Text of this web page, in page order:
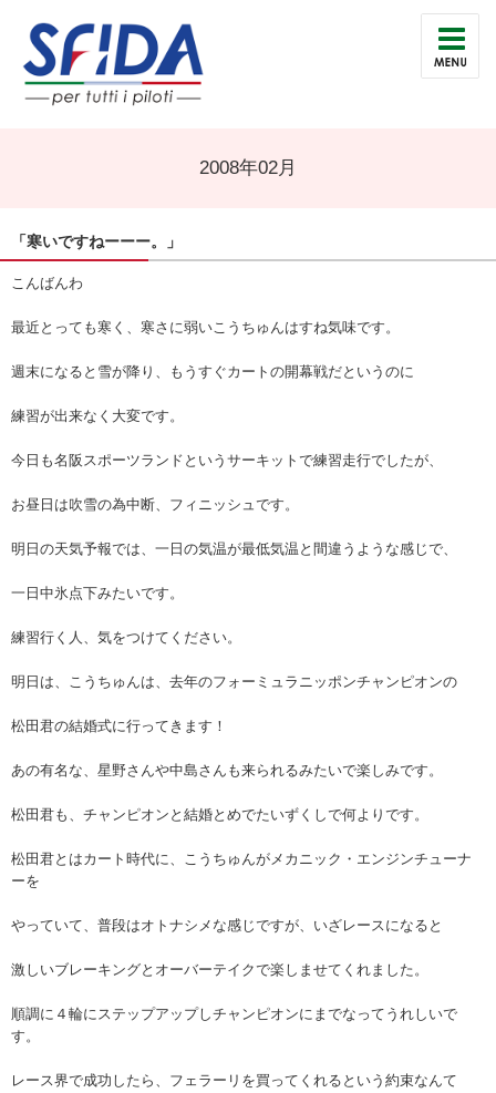
2008年02月
「寒いですねーーー。」
こんばんわ
最近とっても寒く、寒さに弱いこうちゅんはすね気味です。
週末になると雪が降り、もうすぐカートの開幕戦だというのに
練習が出来なく大変です。
今日も名阪スポーツランドというサーキットで練習走行でしたが、
お昼日は吹雪の為中断、フィニッシュです。
明日の天気予報では、一日の気温が最低気温と間違うような感じで、
一日中氷点下みたいです。
練習行く人、気をつけてください。
明日は、こうちゅんは、去年のフォーミュラニッポンチャンピオンの
松田君の結婚式に行ってきます！
あの有名な、星野さんや中島さんも来られるみたいで楽しみです。
松田君も、チャンピオンと結婚とめでたいずくしで何よりです。
松田君とはカート時代に、こうちゅんがメカニック・エンジンチューナ
ーを
やっていて、普段はオトナシメな感じですが、いざレースになると
激しいブレーキングとオーバーテイクで楽しませてくれました。
順調に４輪にステップアップしチャンピオンにまでなってうれしいで
す。
レース界で成功したら、フェラーリを買ってくれるという約束なんて